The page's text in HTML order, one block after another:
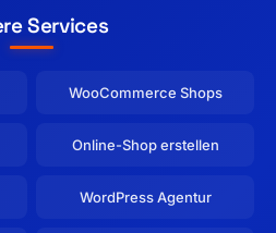
Services
WooCommerce Shops
Online-Shop erstellen
WordPress Agentur